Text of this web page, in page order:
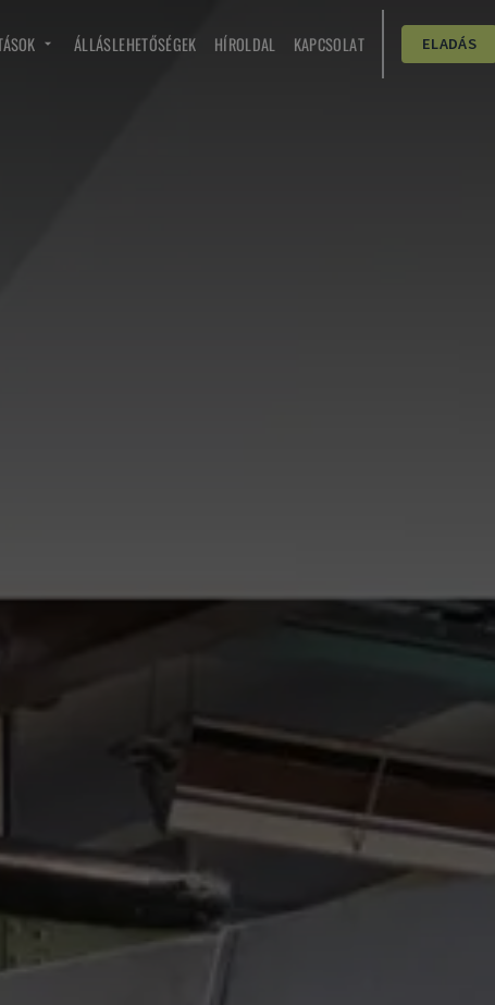
ÁLLÁSLEHETŐSÉGEK HÍROLDAL KAPCSOLAT ELADÁS